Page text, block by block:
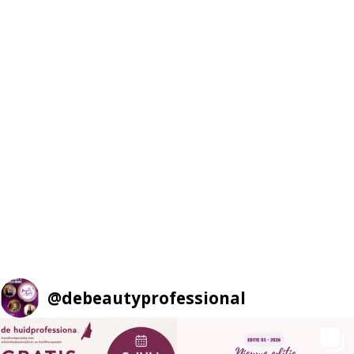
@debeautyprofessional